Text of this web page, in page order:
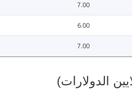
7.00
6.00
7.00
الدولارات)